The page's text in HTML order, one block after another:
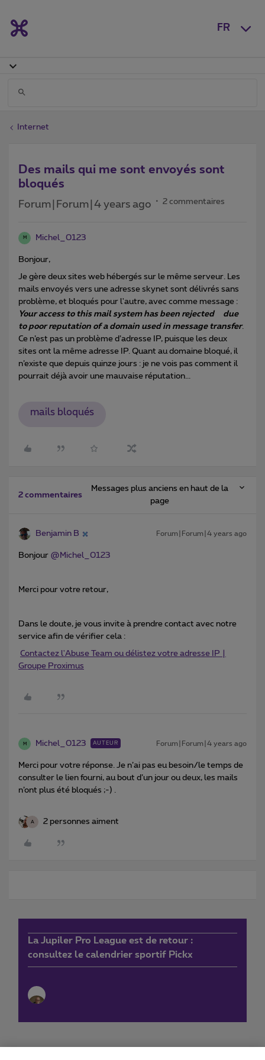
FR
Internet
Des mails qui me sont envoyés sont
bloqués
Forum|Forum|4 years ago 2 commentaires
M Michel_0123
Bonjour,
Je gère deux sites web hébergés sur le même serveur. Les
mails envoyés vers une adresse skynet sont délivrés sans
problème, et bloqués pour l'autre, avec comme message :
Your access to this mail system has been rejected due
to poor reputation of a domain used in message transfer.
Ce n’est pas un problème d’adresse IP, puisque les deux
sites ont la même adresse IP. Quant au domaine bloqué, il
n’existe que depuis quinze jours : je ne vois pas comment il
pourrait déjà avoir une mauvaise réputation...
mails bloqués
2 commentaires
Messages plus anciens en haut de la
page
Benjamin B Forum|Forum|4 years ago
Bonjour @Michel_0123
Merci pour votre retour,
Dans le doute, je vous invite à prendre contact avec notre
service afin de vérifier cela :
Contactez l'Abuse Team ou délistez votre adresse IP |
Groupe Proximus
M Michel_0123 AUTEUR Forum|Forum|4 years ago
Merci pour votre réponse. Je n’ai pas eu besoin/le temps de
consulter le lien fourni, au bout d’un jour ou deux, les mails
n’ont plus été bloqués ;-) .
A 2 personnes aiment
La Jupiler Pro League est de retour :
consultez le calendrier sportif Pickx